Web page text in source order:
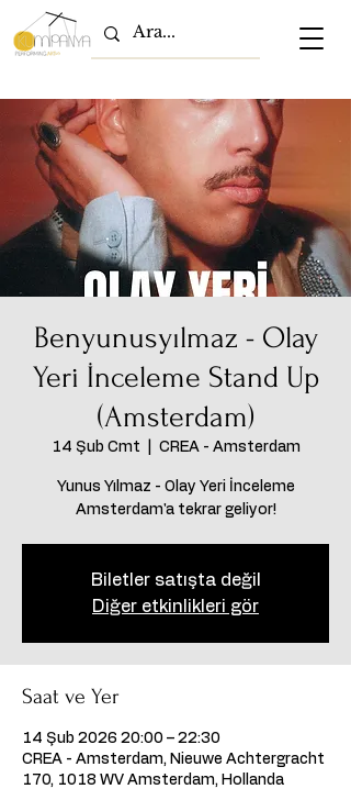
Benyunusyılmaz - Olay
Yeri İnceleme Stand Up
(Amsterdam)
14 Şub Cmt CREA - Amsterdam
Yunus Yılmaz - Olay Yeri İnceleme
Amsterdam'a tekrar geliyor!
Biletler satışta değil
Diğer etkinlikleri gör
Saat ve Yer
14 Şub 2026 20:00 – 22:30
CREA - Amsterdam, Nieuwe Achtergracht
170, 1018 WV Amsterdam, Hollanda